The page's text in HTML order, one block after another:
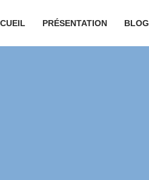
PRÉSENTATION BLOG